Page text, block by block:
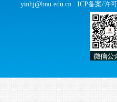
yinhj@bnu.edu.cn ICP备案/许